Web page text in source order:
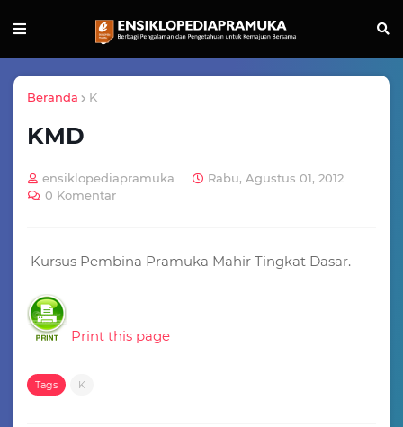
Beranda K
KMD
ensiklopediapramuka
Rabu, Agustus 01, 2012
0 Komentar
Kursus Pembina Pramuka Mahir Tingkat Dasar.
Print this page
Tags K